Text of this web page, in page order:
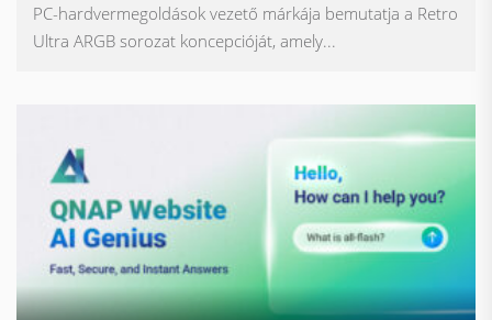
PC-hardvermegoldások vezető márkája bemutatja a Retro
Ultra ARGB sorozat koncepcióját, amely...